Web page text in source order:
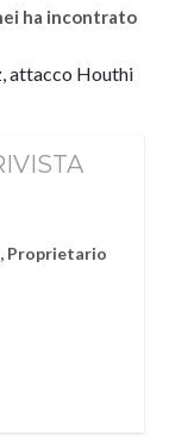
ha incontrato
attacco Houthi
Proprietario